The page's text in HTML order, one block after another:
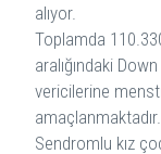
alıyor.
Toplamda
aralığındaki
vericilerine
Sendromlu kız